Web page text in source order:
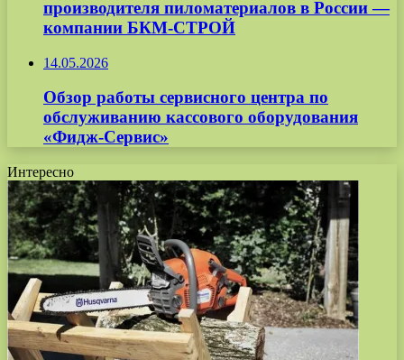
производителя пиломатериалов в России —
компании БКМ-СТРОЙ
14.05.2026
Обзор работы сервисного центра по
обслуживанию кассового оборудования
«Фидж-Сервис»
Интересно